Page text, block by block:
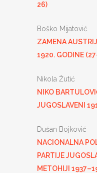
26)
Boško Mijatović
ZAMENA
1920. GODINE
Nikola Žutić
NIKO
JUGOSLAVENI
Dušan Bojković
NACIONALNA
PARTIJE
METOHIJI